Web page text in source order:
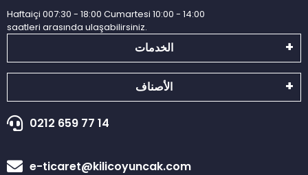
Haftaiçi 007:30 - 18:00 Cumartesi 10:00 - 14:00
saatleri arasında ulaşabilirsiniz.
الخدمات
الأصناف
0212 659 77 14
e-ticaret@kilicoyuncak.com